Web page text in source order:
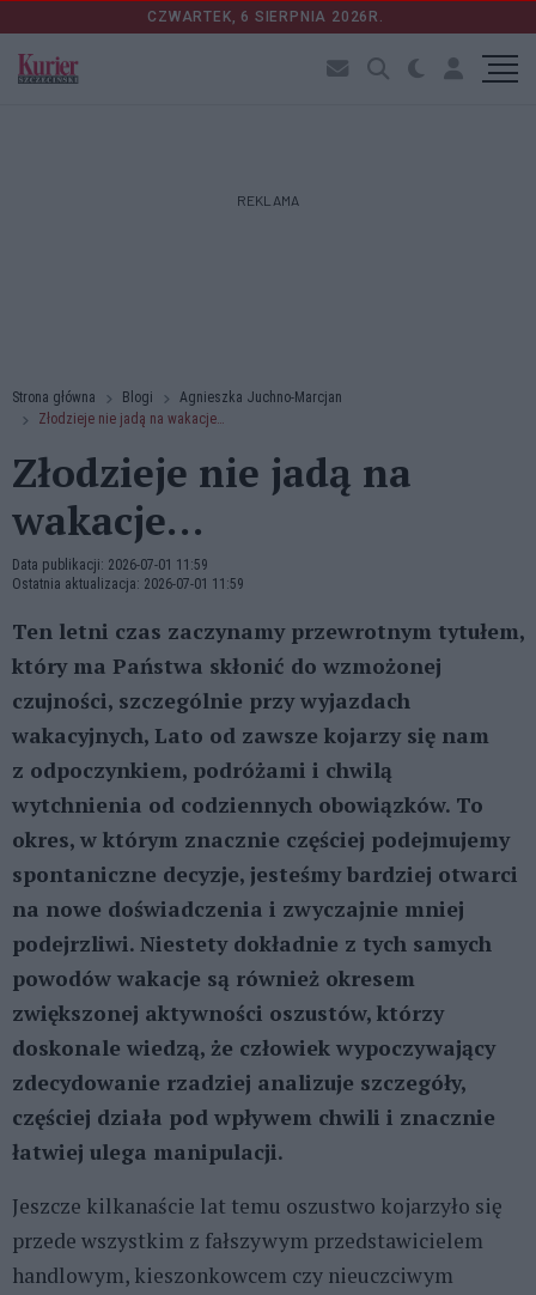
CZWARTEK, 6 SIERPNIA 2026R.
REKLAMA
Strona główna Blogi
Agnieszka Juchno-Marcjan
Złodzieje nie jadą na wakacje…
Złodzieje nie jadą na
wakacje…
Data publikacji: 2026-07-01 11:59
Ostatnia aktualizacja: 2026-07-01 11:59
Ten letni czas zaczynamy przewrotnym tytułem,
który ma Państwa skłonić do wzmożonej
czujności, szczególnie przy wyjazdach
wakacyjnych, Lato od zawsze kojarzy się nam
z odpoczynkiem, podróżami i chwilą
wytchnienia od codziennych obowiązków. To
okres, w którym znacznie częściej podejmujemy
spontaniczne decyzje, jesteśmy bardziej otwarci
na nowe doświadczenia i zwyczajnie mniej
podejrzliwi. Niestety dokładnie z tych samych
powodów wakacje są również okresem
zwiększonej aktywności oszustów, którzy
doskonale wiedzą, że człowiek wypoczywający
zdecydowanie rzadziej analizuje szczegóły,
częściej działa pod wpływem chwili i znacznie
łatwiej ulega manipulacji.
Jeszcze kilkanaście lat temu oszustwo kojarzyło się
przede wszystkim z fałszywym przedstawicielem
handlowym, kieszonkowcem czy nieuczciwym